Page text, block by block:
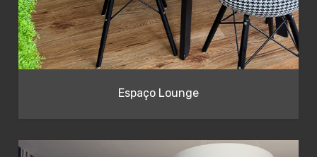
Espaço Lounge